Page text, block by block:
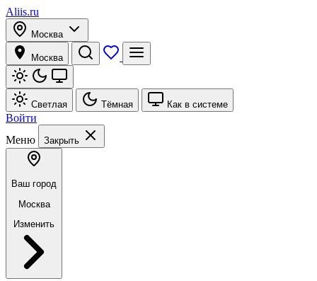
Aliis.ru
Москва
Москва
Светлая Тёмная Как в системе
Войти
Меню
Закрыть
Ваш город
Москва
Изменить